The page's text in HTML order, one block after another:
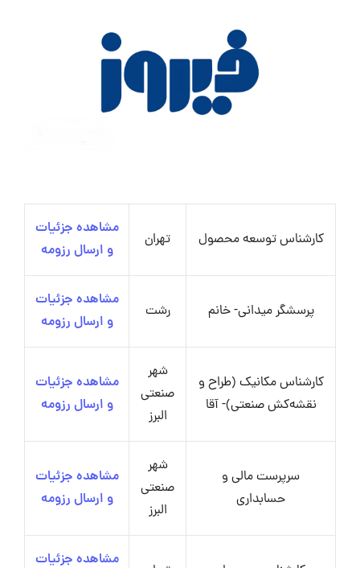
کارشناس توسعه محصول تهران
مشاهده جزئیات
و ارسال رزومه
پرسشگر میدانی- خانم رشت
مشاهده جزئیات
و ارسال رزومه
کارشناس مکانیک (طراح و
نقشه‌کش صنعتی)- آقا
شهر
صنعتی
البرز
مشاهده جزئیات
و ارسال رزومه
سرپرست مالی و
حسابداری
شهر
صنعتی
البرز
مشاهده جزئیات
و ارسال رزومه
مشاهده جزئیات